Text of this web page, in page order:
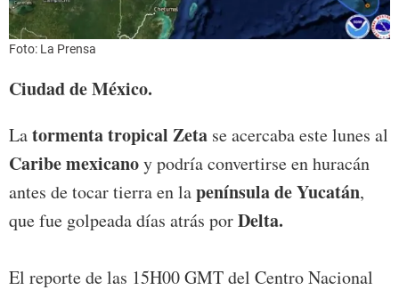
Foto: La Prensa
Ciudad de México.
Latormenta tropical Zeta se acercaba este lunes al
Caribe mexicanoy podría convertirse en huracán
antes de tocar tierra en lapenínsula de Yucatán,
que fue golpeada días atrás porDelta.
El reporte de las 15H00 GMT del Centro Nacional